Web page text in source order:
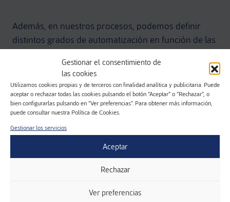
Gestionar el consentimiento de
las cookies
Utilizamos cookies propias y de terceros con finalidad analítica y publicitaria. Puede
aceptar o rechazar todas las cookies pulsando el botón “Aceptar” o “Rechazar”, o
bien configurarlas pulsando en “Ver preferencias”. Para obtener más información,
puede consultar nuestra Política de Cookies.
Gestionar los servicios
Aceptar
Rechazar
Ver preferencias
Además, en nuestros procesos, podemos definir
distintos grados de automatización en función de las
manual hasta 100% automatizado, incluyendo
robotización, tecnología de test de fuga y
continuidad eléctrica.